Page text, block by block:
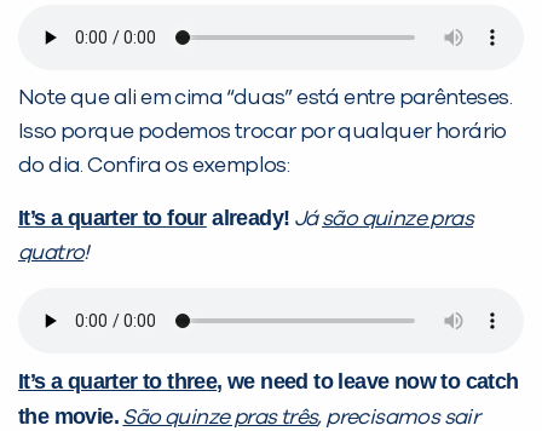
Note que ali em cima “duas” está entre parênteses.
Isso porque podemos trocar por qualquer horário
do dia. Confira os exemplos:
It’s a quarter to fouralready! Jásão quinze pras
quatro!
It’s a quarter to three, we need to leave now to catch
the movie. São quinze pras três, precisamos sair